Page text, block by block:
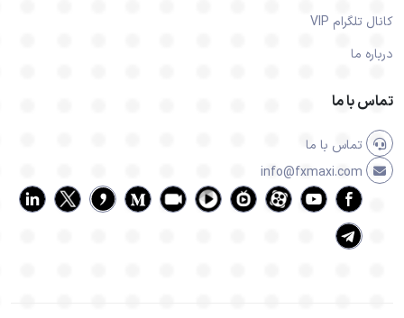
کانال تلگرام VIP
درباره ما
تماس با ما
تماس با ما